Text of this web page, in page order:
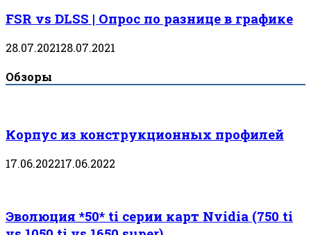
FSR vs DLSS | Опрос по разнице в графике
28.07.202128.07.2021
Обзоры
Корпус из конструкционных профилей
17.06.202217.06.2022
Эволюция *50* ti серии карт Nvidia (750 ti